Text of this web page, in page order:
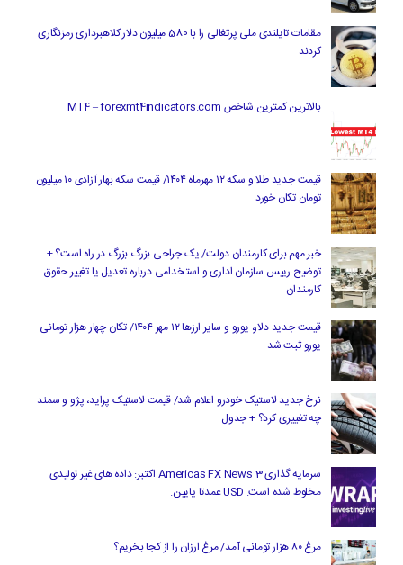
مقامات تایلندی ملی پرتغالی را با 580 میلیون دلار کلاهبرداری رمزنگاری
کردند
بالاترین کمترین شاخص MT4 – forexmt4indicators.com
قیمت جدید طلا و سکه ۱۲ مهرماه ۱۴۰۴/ قیمت سکه بهار آزادی ۱۰ میلیون
تومان تکان خورد
خبر مهم برای کارمندان دولت/ یک جراحی بزرگ بزرگ در راه است؟ +
توضیح رییس سازمان اداری و استخدامی درباره تعدیل یا تغییر حقوق
کارمندان
قیمت جدید دلار، یورو و سایر ارزها ۱۲ مهر ۱۴۰۴/ تکان چهار هزار تومانی
یورو ثبت شد
نرخ جدید لاستیک خودرو اعلام شد/ قیمت لاستیک پراید، پژو و سمند
چه تغییری کرد؟ + جدول
سرمایه گذاری Americas FX News 3 اکتبر: داده های غیر تولیدی
مخلوط شده است. USD عمدتا پایین.
مرغ ۸۰ هزار تومانی آمد/ مرغ ارزان را از کجا بخریم؟